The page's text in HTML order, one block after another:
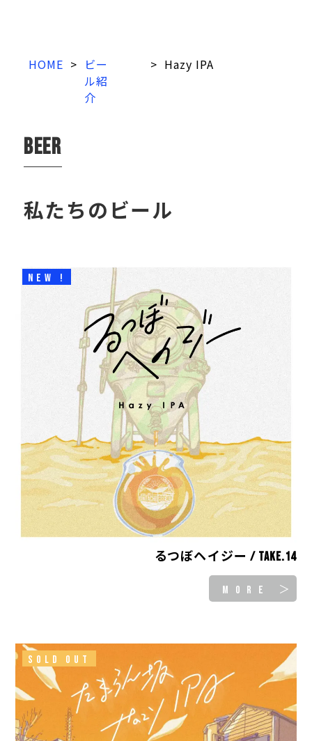
HOME > ビー
ル紹
介
> Hazy IPA
beer
私たちのビール
NEW !
るつぼヘイジー / take.14
MORE ＞
SOLD OUT